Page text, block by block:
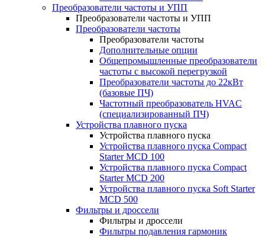
Преобразователи частоты и УПП
Преобразователи частоты и УПП
Преобразователи частоты
Преобразователи частоты
Дополнительные опции
Общепромышленные преобразователи
частоты с высокой перегрузкой
Преобразователи частоты до 22кВт
(базовые ПЧ)
Частотный преобразователь HVAC
(специализированный ПЧ)
Устройства плавного пуска
Устройства плавного пуска
Устройства плавного пуска Compact
Starter MCD 100
Устройства плавного пуска Compact
Starter MCD 200
Устройства плавного пуска Soft Starter
MCD 500
Фильтры и дроссели
Фильтры и дроссели
Фильтры подавления гармоник